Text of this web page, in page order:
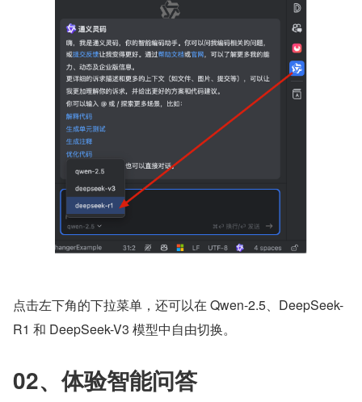
点击左下角的下拉菜单，还可以在 Qwen-2.5、DeepSeek-
R1 和 DeepSeek-V3 模型中自由切换。
02、体验智能问答